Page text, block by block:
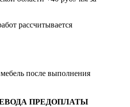
рассчитывается
после выполнения
ПРЕДОПЛАТЫ